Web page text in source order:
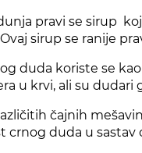
pravi se sirup
sirup se ranije
duda koriste se
u krvi, ali su dudari
čajnih
crnog duda u